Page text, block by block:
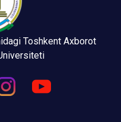
Toshkent Axborot